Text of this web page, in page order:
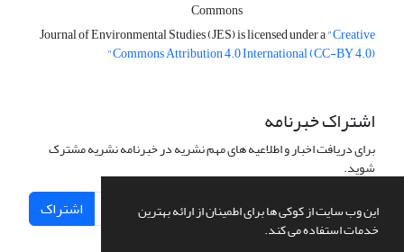
این وب سایت از کوکی ها برای اطمینان از ارائه بهترین
خدمات استفاده می کند.
Journal of Environmental Studies (JES) is licensed under a"Creative
Commons Attribution 4.0 International (CC-BY 4.0)"
اشتراک خبرنامه
برای دریافت اخبار و اطلاعیه های مهم نشریه در خبرنامه نشریه مشترک
شوید.
اشتراک